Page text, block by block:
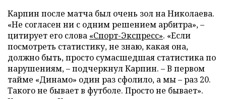
Карпин после матча был очень зол на Николаева.
«Не согласен ни с одним решением арбитра», –
цитирует его слова «Спорт-Экспресс». «Если
посмотреть статистику, не знаю, какая она,
должно быть, просто сумасшедшая статистика по
нарушениям, – подчеркнул Карпин. – В первом
тайме «Динамо» один раз сфолило, а мы – раз 20.
Такого не бывает в футболе. Просто не бывает».